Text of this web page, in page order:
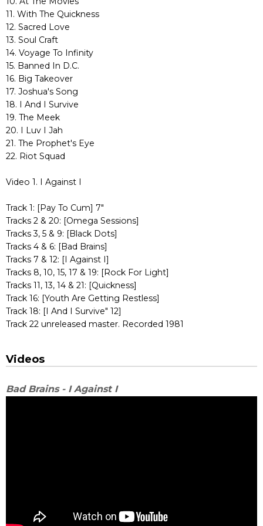
11. With The Quickness
12. Sacred Love
13. Soul Craft
14. Voyage To Infinity
15. Banned In D.C.
16. Big Takeover
17. Joshua's Song
18. I And I Survive
19. The Meek
20. I Luv I Jah
21. The Prophet's Eye
22. Riot Squad
Video 1. I Against I
Track 1: [Pay To Cum] 7"
Tracks 2 & 20: [Omega Sessions]
Tracks 3, 5 & 9: [Black Dots]
Tracks 4 & 6: [Bad Brains]
Tracks 7 & 12: [I Against I]
Tracks 8, 10, 15, 17 & 19: [Rock For Light]
Tracks 11, 13, 14 & 21: [Quickness]
Track 16: [Youth Are Getting Restless]
Track 18: [I And I Survive" 12]
Track 22 unreleased master. Recorded 1981
Videos
Bad Brains - I Against I